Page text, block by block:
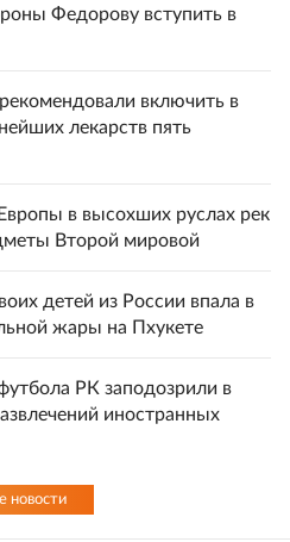
Федорову вступить в
включить в
лекарств пять
в высохших руслах рек
Второй мировой
детей из России впала в
жары на Пхукете
РК заподозрили в
иностранных
новости